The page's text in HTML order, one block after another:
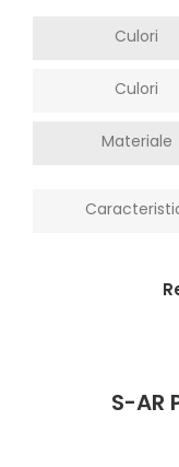
Culori
Culori
Materiale
S-AR